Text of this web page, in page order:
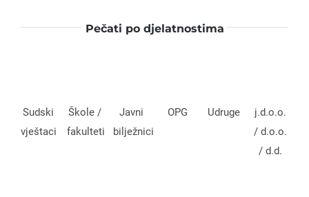
Pečati po djelatnostima
Sudski
vještaci
Škole /
fakulteti
Javni
bilježnici
OPG Udruge
j.d.o.o.
/ d.o.o.
/ d.d.